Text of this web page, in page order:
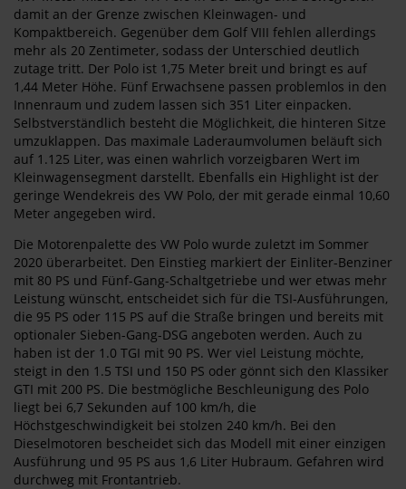
damit an der Grenze zwischen Kleinwagen- und
Kompaktbereich. Gegenüber dem Golf VIII fehlen allerdings
mehr als 20 Zentimeter, sodass der Unterschied deutlich
zutage tritt. Der Polo ist 1,75 Meter breit und bringt es auf
1,44 Meter Höhe. Fünf Erwachsene passen problemlos in den
Innenraum und zudem lassen sich 351 Liter einpacken.
Selbstverständlich besteht die Möglichkeit, die hinteren Sitze
umzuklappen. Das maximale Laderaumvolumen beläuft sich
auf 1.125 Liter, was einen wahrlich vorzeigbaren Wert im
Kleinwagensegment darstellt. Ebenfalls ein Highlight ist der
geringe Wendekreis des VW Polo, der mit gerade einmal 10,60
Meter angegeben wird.
Die Motorenpalette des VW Polo wurde zuletzt im Sommer
2020 überarbeitet. Den Einstieg markiert der Einliter-Benziner
mit 80 PS und Fünf-Gang-Schaltgetriebe und wer etwas mehr
Leistung wünscht, entscheidet sich für die TSI-Ausführungen,
die 95 PS oder 115 PS auf die Straße bringen und bereits mit
optionaler Sieben-Gang-DSG angeboten werden. Auch zu
haben ist der 1.0 TGI mit 90 PS. Wer viel Leistung möchte,
steigt in den 1.5 TSI und 150 PS oder gönnt sich den Klassiker
GTI mit 200 PS. Die bestmögliche Beschleunigung des Polo
liegt bei 6,7 Sekunden auf 100 km/h, die
Höchstgeschwindigkeit bei stolzen 240 km/h. Bei den
Dieselmotoren bescheidet sich das Modell mit einer einzigen
Ausführung und 95 PS aus 1,6 Liter Hubraum. Gefahren wird
durchweg mit Frontantrieb.